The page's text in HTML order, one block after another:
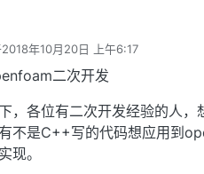
2018年10月20日 上午6:17
编辑
二次开发
，各位有二次开发经验的人
不是C++写的代码想应用到
现。